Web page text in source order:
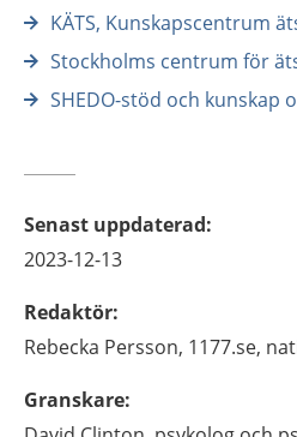
KÄTS, Kunskapscentrum
Stockholms centrum för
SHEDO-stöd och kunskap
Senast uppdaterad:
2023-12-13
Redaktör:
Rebecka Persson, 1177.se,
Granskare: